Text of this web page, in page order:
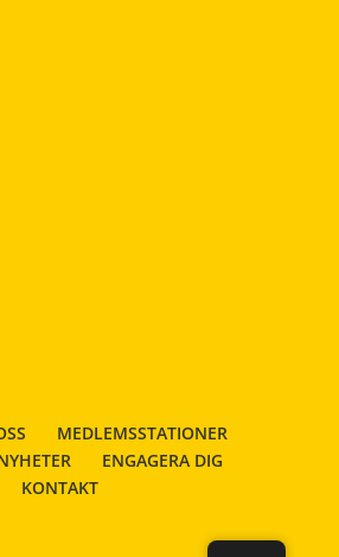
MEDLEMSSTATIONER
ENGAGERA DIG
KONTAKT
| Drivs med